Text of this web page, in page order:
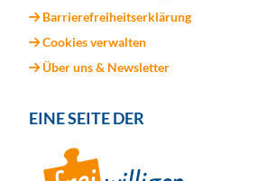
Barrierefreiheitserklärung
Cookies verwalten
Über uns & Newsletter
EINE SEITE DER